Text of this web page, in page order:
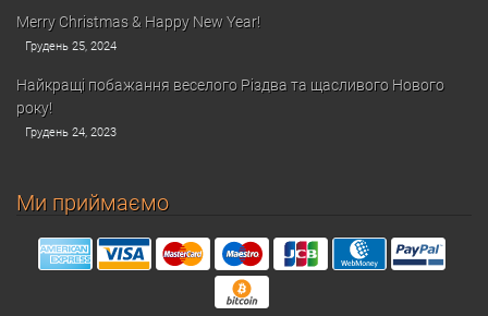
Merry Christmas & Happy New Year!
Грудень 25, 2024
Найкращі побажання веселого Різдва та щасливого Нового
року!
Грудень 24, 2023
Ми приймаємо